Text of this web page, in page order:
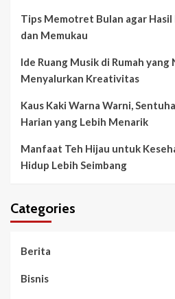
Tips Memotret Bulan agar Hasil
dan Memukau
Ide Ruang Musik di Rumah yang
Menyalurkan Kreativitas
Kaus Kaki Warna Warni,
Harian yang Lebih Menarik
Manfaat Teh Hijau untuk
Hidup Lebih Seimbang
Categories
Berita
Bisnis